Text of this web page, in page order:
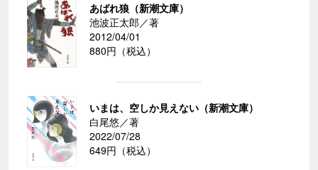
あばれ狼（新潮文庫）
池波正太郎／著
2012/04/01
880円（税込）
いまは、空しか見えない（新潮文庫）
白尾悠／著
2022/07/28
649円（税込）